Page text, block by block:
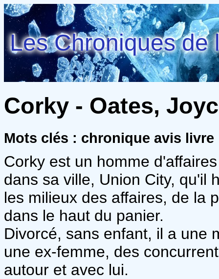
Les Chroniques de
Corky - Oates,
Mots clés : chronique avis
Corky est un homme
dans sa ville, Union City, qu'il
les milieux des affaires, de la
dans le haut du panier.
Divorcé, sans enfant, il a une
une ex-femme, des
autour et avec lui.